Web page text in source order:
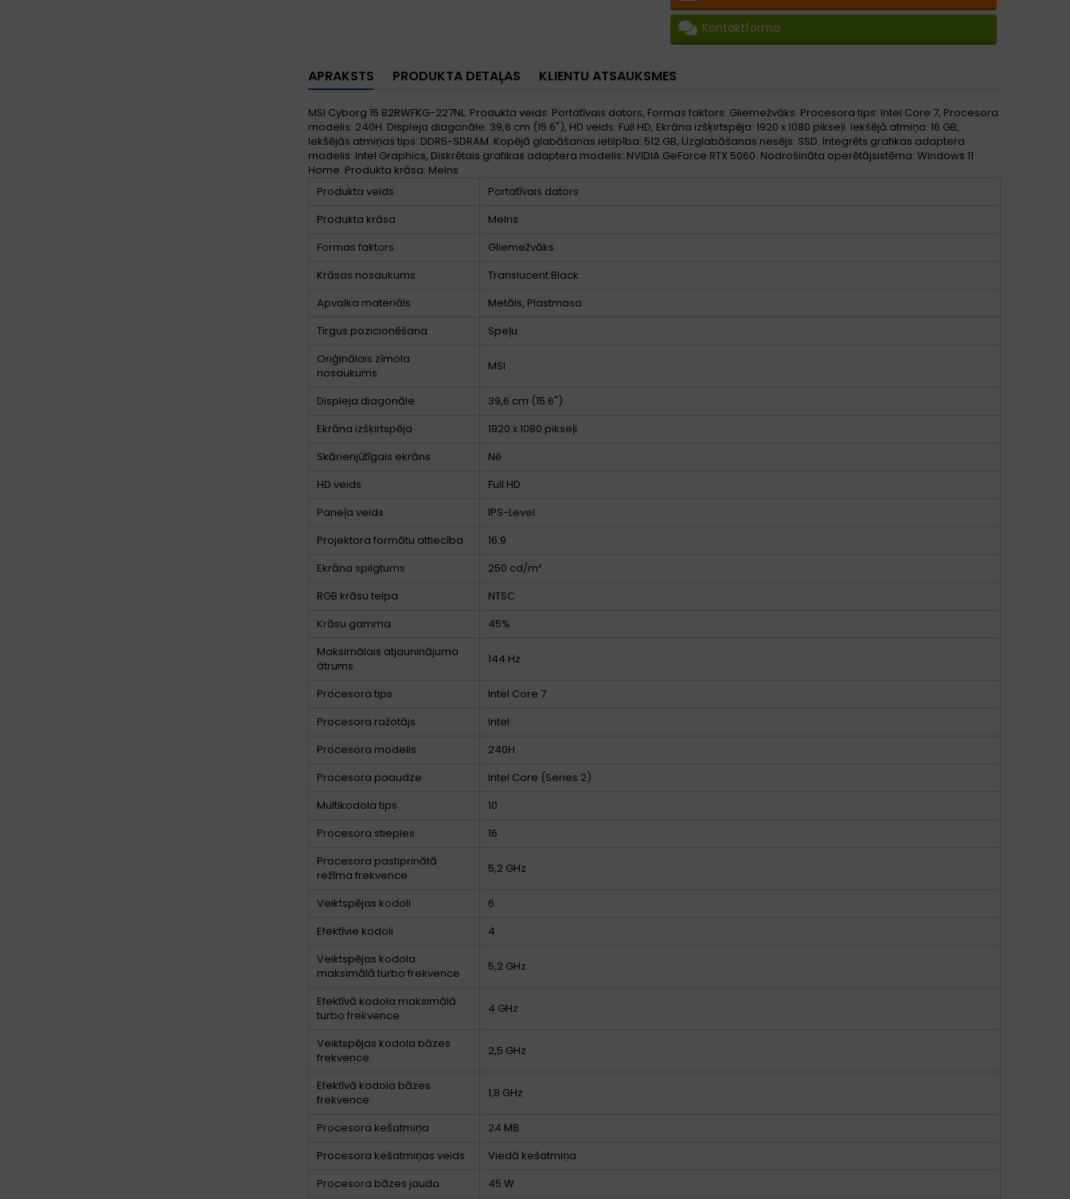
Kontaktforma
APRAKSTS PRODUKTA DETAĻAS KLIENTU ATSAUKSMES
MSI Cyborg 15 B2RWFKG-227NL. Produkta veids: Portatīvais dators, Formas faktors: Gliemežvāks. Procesora tips: Intel Core 7, Procesora
modelis: 240H. Displeja diagonāle: 39,6 cm (15.6"), HD veids: Full HD, Ekrāna izšķirtspēja: 1920 x 1080 pikseļi. Iekšējā atmiņa: 16 GB,
Iekšējās atmiņas tips: DDR5-SDRAM. Kopējā glabāšanas ietilpība: 512 GB, Uzglabāšanas nesējs: SSD. Integrēts grafikas adaptera
modelis: Intel Graphics, Diskrētais grafikas adaptera modelis: NVIDIA GeForce RTX 5060. Nodrošināta operētājsistēma: Windows 11
Home. Produkta krāsa: Melns
Produkta veids
Portatīvais dators
Produkta krāsa
Melns
Formas faktors
Gliemežvāks
Krāsas nosaukums
Translucent Black
Apvalka materiāls
Metāls, Plastmasa
Tirgus pozicionēšana
Speļu
Oriģinālais zīmola
nosaukums
MSI
Displeja diagonāle
39,6 cm (15.6")
Ekrāna izšķirtspēja
1920 x 1080 pikseļi
Skārienjūtīgais ekrāns
Nē
HD veids
Full HD
Paneļa veids
IPS-Level
Projektora formātu attiecība
16:9
Ekrāna spilgtums
250 cd/m²
RGB krāsu telpa
NTSC
Krāsu gamma
45%
Maksimālais atjauninājuma
ātrums
144 Hz
Procesora tips
Intel Core 7
Procesora ražotājs
Intel
Procesora modelis
240H
Procesora paaudze
Intel Core (Series 2)
Multikodola tips
10
Procesora stieples
16
Procesora pastiprinātā
režīma frekvence
5,2 GHz
Veiktspējas kodoli
6
Efektīvie kodoli
4
Veiktspējas kodola
maksimālā turbo frekvence
5,2 GHz
Efektīvā kodola maksimālā
turbo frekvence
4 GHz
Veiktspējas kodola bāzes
frekvence
2,5 GHz
Efektīvā kodola bāzes
frekvence
1,8 GHz
Procesora kešatmiņa
24 MB
Procesora kešatmiņas veids
Viedā kešatmiņa
Procesora bāzes jauda
45 W